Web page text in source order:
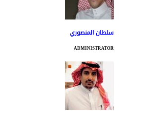
سلطان المنصوري
ADMINISTRATOR